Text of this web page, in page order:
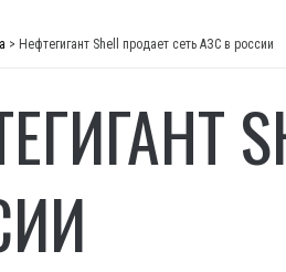
> Нефтегигант Shell продает сеть АЗС в россии